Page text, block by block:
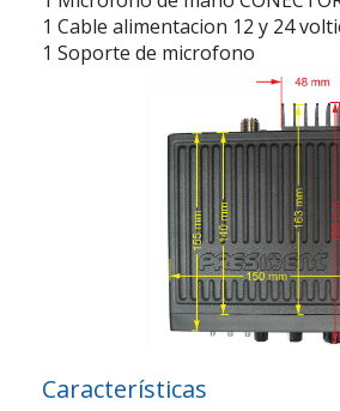
1 Cable alimentacion 12 y 24
1 Soporte de microfono
Características